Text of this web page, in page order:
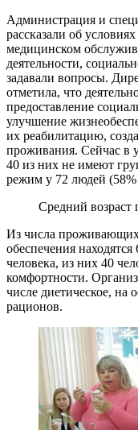
Администрация и
рассказали об
медицинском
деятельности,
задавали вопросы.
отметила, что
предоставление
улучшение
их реабилитацию,
проживания. Сейчас в
40 из них не имеют
режим у 72 людей
Средний
Из числа проживающих
обеспечения
человека, из них 40
комфортности.
числе диетическое, на
рационов.